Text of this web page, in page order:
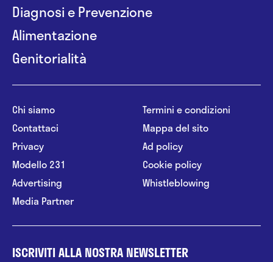
Diagnosi e Prevenzione
Alimentazione
Genitorialità
Chi siamo
Contattaci
Privacy
Modello 231
Advertising
Media Partner
Termini e condizioni
Mappa del sito
Ad policy
Cookie policy
Whistleblowing
ISCRIVITI ALLA NOSTRA NEWSLETTER